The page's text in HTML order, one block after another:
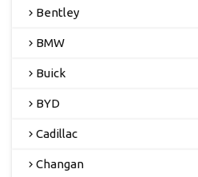
Bentley
BMW
Buick
BYD
Cadillac
Changan